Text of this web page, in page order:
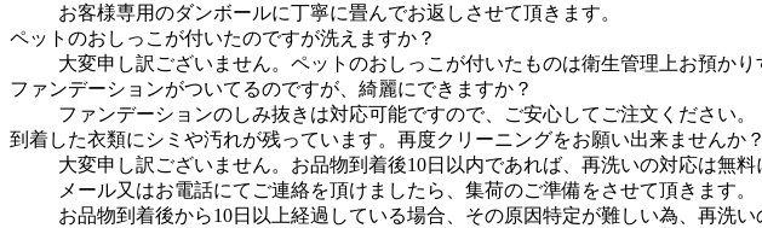
お客様専用のダンボールに丁寧に畳んでお返しさせて頂きます。
ペットのおしっこが付いたのですが洗えますか？
大変申し訳ございません。ペットのおしっこが付いたものは衛生管理上お預かり
ファンデーションがついてるのですが、綺麗にできますか？
ファンデーションのしみ抜きは対応可能ですので、ご安心してご注文ください。
到着した衣類にシミや汚れが残っています。再度クリーニングをお願い出来ませんか？
大変申し訳ございません。お品物到着後10日以内であれば、再洗いの対応は無料
メール又はお電話にてご連絡を頂けましたら、集荷のご準備をさせて頂きます。
お品物到着後から10日以上経過している場合、その原因特定が難しい為、再洗い